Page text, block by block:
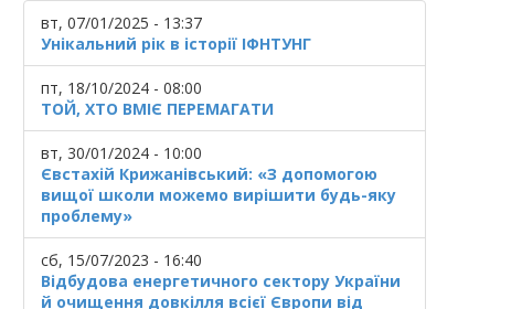
вт, 07/01/2025 - 13:37
Унікальний рік в історії ІФНТУНГ
пт, 18/10/2024 - 08:00
ТОЙ, ХТО ВМІЄ ПЕРЕМАГАТИ
вт, 30/01/2024 - 10:00
Євстахій Крижанівський: «З допомогою
вищої школи можемо вирішити будь-яку
проблему»
сб, 15/07/2023 - 16:40
Відбудова енергетичного сектору України
й очищення довкілля всієї Європи від